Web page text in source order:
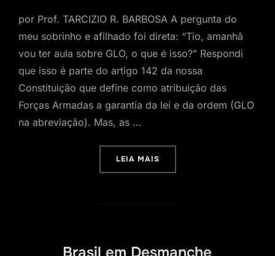
por Prof. TARCIZIO R. BARBOSA A pergunta do
meu sobrinho e afilhado foi direta: “Tio, amanhã
vou ter aula sobre GLO, o que é isso?” Respondi
que isso é parte do artigo 142 da nossa
Constituição que define como atribuição das
Forças Armadas a garantia da lei e da ordem (GLO
na abreviação). Mas, as …
LEIA MAIS“CONSTITUIÇÃO E